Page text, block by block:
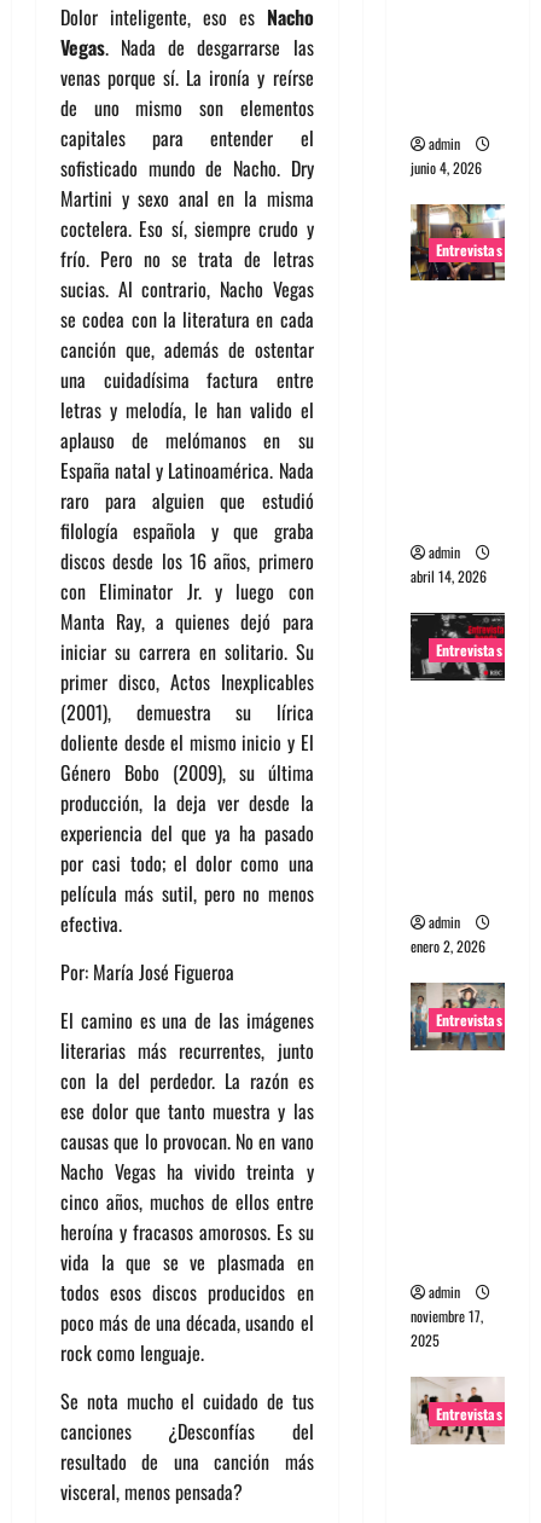
Dolor inteligente, eso es Nacho
Vegas. Nada de desgarrarse las
venas porque sí. La ironía y reírse
de uno mismo son elementos
capitales para entender el
sofisticado mundo de Nacho. Dry
Martini y sexo anal en la misma
coctelera. Eso sí, siempre crudo y
frío. Pero no se trata de letras
sucias. Al contrario, Nacho Vegas
se codea con la literatura en cada
canción que, además de ostentar
una cuidadísima factura entre
letras y melodía, le han valido el
aplauso de melómanos en su
España natal y Latinoamérica. Nada
raro para alguien que estudió
filología española y que graba
discos desde los 16 años, primero
con Eliminator Jr. y luego con
Manta Ray, a quienes dejó para
iniciar su carrera en solitario. Su
primer disco, Actos Inexplicables
(2001), demuestra su lírica
doliente desde el mismo inicio y El
Género Bobo (2009), su última
producción, la deja ver desde la
experiencia del que ya ha pasado
por casi todo; el dolor como una
película más sutil, pero no menos
efectiva.
Por: María José Figueroa
El camino es una de las imágenes
literarias más recurrentes, junto
con la del perdedor. La razón es
ese dolor que tanto muestra y las
causas que lo provocan. No en vano
Nacho Vegas ha vivido treinta y
cinco años, muchos de ellos entre
heroína y fracasos amorosos. Es su
vida la que se ve plasmada en
todos esos discos producidos en
poco más de una década, usando el
rock como lenguaje.
Se nota mucho el cuidado de tus
canciones ¿Desconfías del
resultado de una canción más
visceral, menos pensada?
admin
junio 4, 2026
Entrevistas
admin
abril 14, 2026
Entrevistas
admin
enero 2, 2026
Entrevistas
admin
noviembre 17,
2025
Entrevistas